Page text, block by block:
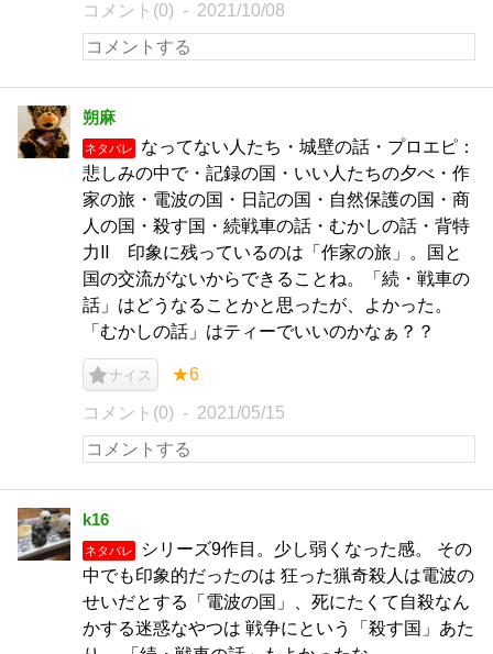
コメント(0) 2021/10/08
朔麻
ネタバレ
なってない人たち・城壁の話・プロエピ：
悲しみの中で・記録の国・いい人たちの夕べ・作
家の旅・電波の国・日記の国・自然保護の国・商
人の国・殺す国・続戦車の話・むかしの話・背特
力Ⅱ 印象に残っているのは「作家の旅」。国と
国の交流がないからできることね。「続・戦車の
話」はどうなることかと思ったが、よかった。
「むかしの話」はティーでいいのかなぁ？？
ナイス ★6
コメント(0) 2021/05/15
k16
ネタバレ
シリーズ9作目。少し弱くなった感。 その
中でも印象的だったのは 狂った猟奇殺人は電波の
せいだとする「電波の国」、死にたくて自殺なん
かする迷惑なやつは 戦争にという「殺す国」あた